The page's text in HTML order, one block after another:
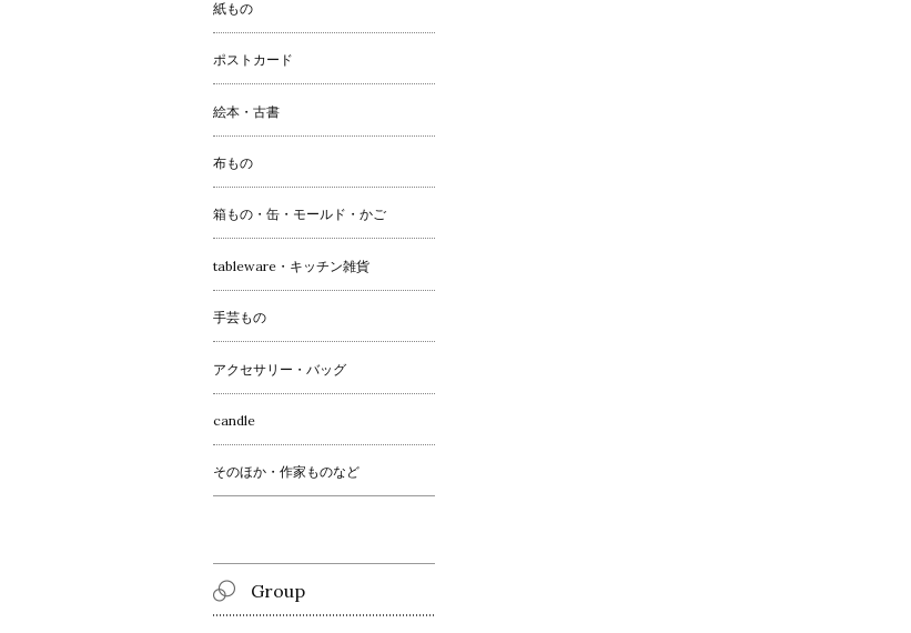
紙もの
ポストカード
絵本・古書
布もの
箱もの・缶・モールド・かご
tableware・キッチン雑貨
手芸もの
アクセサリー・バッグ
candle
そのほか・作家ものなど
Group